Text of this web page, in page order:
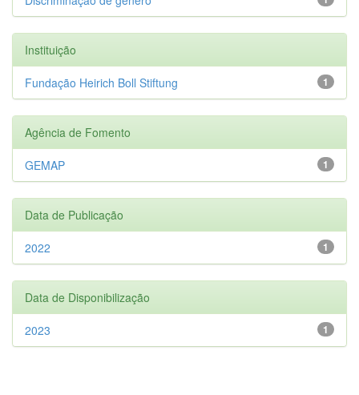
Instituição
1
Fundação Heirich Boll Stiftung
Agência de Fomento
1
GEMAP
Data de Publicação
1
2022
Data de Disponibilização
1
2023